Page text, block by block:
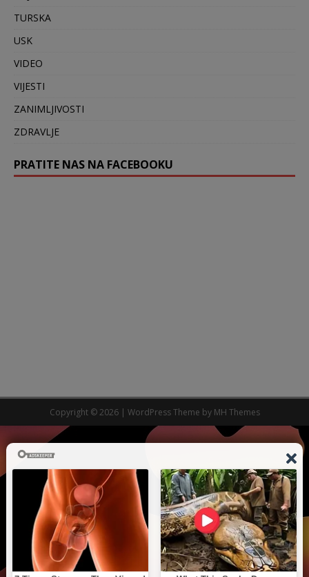
TURSKA
USK
VIDEO
VIJESTI
ZANIMLJIVOSTI
ZDRAVLJE
PRATITE NAS NA FACEBOOKU
Copyright © 2026 | WordPress Theme by MH Themes